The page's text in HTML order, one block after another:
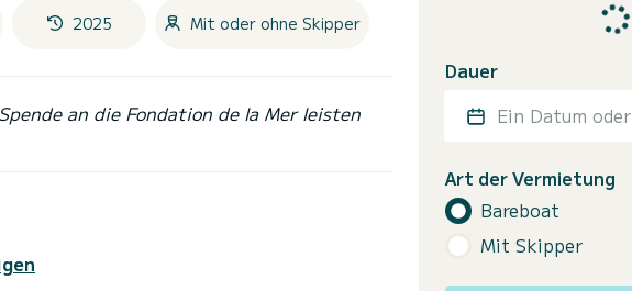
2025 Mit oder ohne Skipper
an die Fondation de la Mer leisten
Dauer
Art der Vermietung
Bareboat
Mit Skipper